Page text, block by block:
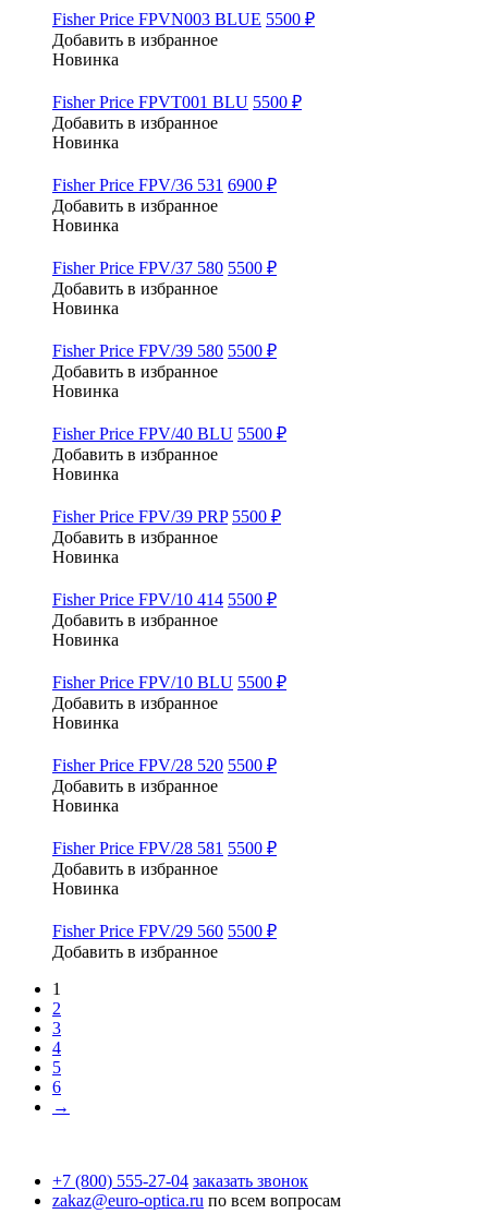
Fisher Price FPVN003 BLUE 5500 ₽
Добавить в избранное
Новинка
Fisher Price FPVT001 BLU 5500 ₽
Добавить в избранное
Новинка
Fisher Price FPV/36 531 6900 ₽
Добавить в избранное
Новинка
Fisher Price FPV/37 580 5500 ₽
Добавить в избранное
Новинка
Fisher Price FPV/39 580 5500 ₽
Добавить в избранное
Новинка
Fisher Price FPV/40 BLU 5500 ₽
Добавить в избранное
Новинка
Fisher Price FPV/39 PRP 5500 ₽
Добавить в избранное
Новинка
Fisher Price FPV/10 414 5500 ₽
Добавить в избранное
Новинка
Fisher Price FPV/10 BLU 5500 ₽
Добавить в избранное
Новинка
Fisher Price FPV/28 520 5500 ₽
Добавить в избранное
Новинка
Fisher Price FPV/28 581 5500 ₽
Добавить в избранное
Новинка
Fisher Price FPV/29 560 5500 ₽
Добавить в избранное
1
2
3
4
5
6
→
+7 (800) 555-27-04 заказать звонок
zakaz@euro-optica.ru по всем вопросам